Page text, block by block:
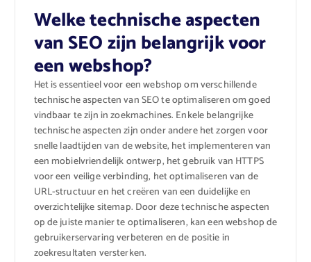
Welke technische aspecten
van SEO zijn belangrijk voor
een webshop?
Het is essentieel voor een webshop om verschillende
technische aspecten van SEO te optimaliseren om goed
vindbaar te zijn in zoekmachines. Enkele belangrijke
technische aspecten zijn onder andere het zorgen voor
snelle laadtijden van de website, het implementeren van
een mobielvriendelijk ontwerp, het gebruik van HTTPS
voor een veilige verbinding, het optimaliseren van de
URL-structuur en het creëren van een duidelijke en
overzichtelijke sitemap. Door deze technische aspecten
op de juiste manier te optimaliseren, kan een webshop de
gebruikerservaring verbeteren en de positie in
zoekresultaten versterken.